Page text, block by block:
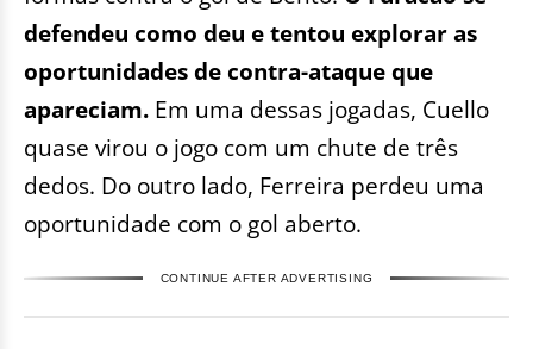
defendeu como deu e tentou explorar as
oportunidades de contra-ataque que
apareciam. Em uma dessas jogadas, Cuello
quase virou o jogo com um chute de três
dedos. Do outro lado, Ferreira perdeu uma
oportunidade com o gol aberto.
CONTINUE AFTER ADVERTISING